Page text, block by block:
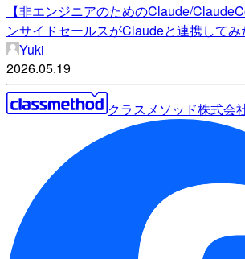
【非エンジニアのためのClaude/
ンサイドセールスがClaudeと連携してみ
Yuki
2026.05.19
クラスメソッド株式会